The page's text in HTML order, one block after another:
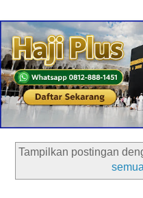
Tampilkan postingan